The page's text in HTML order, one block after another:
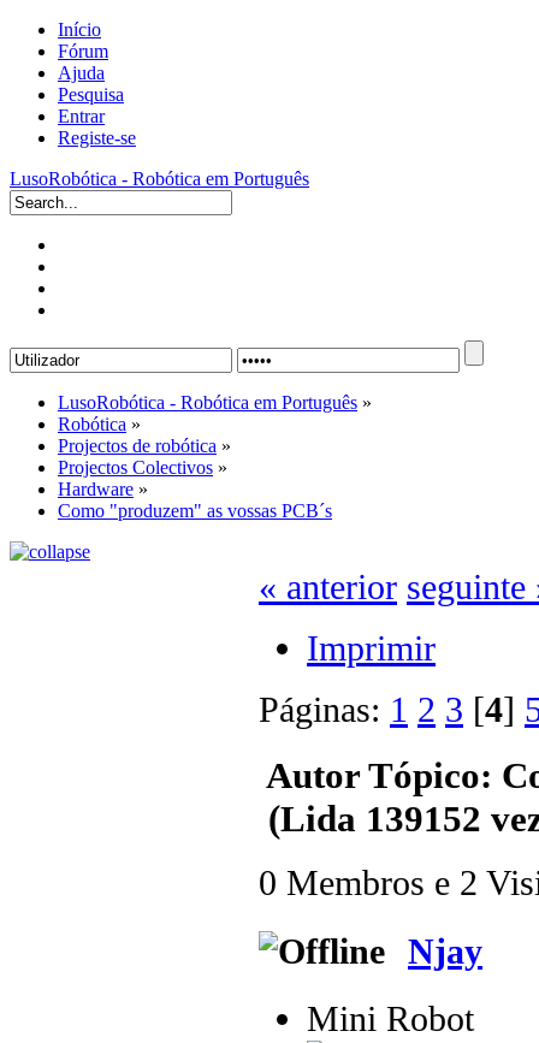
Início
Fórum
Ajuda
Pesquisa
Entrar
Registe-se
LusoRobótica - Robótica em Português
LusoRobótica - Robótica em Português »
Robótica »
Projectos de robótica »
Projectos Colectivos »
Hardware »
Como "produzem" as vossas PCB´s
« anterior seguinte
Imprimir
Páginas: 1 2 3 [4]
AutorTópico:
(Lida 139152
0 Membros e 2
Njay
Mini Robot